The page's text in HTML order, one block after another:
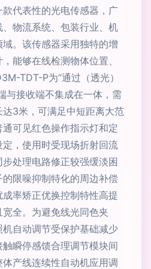
代表性的光电传感器，广
物流系统、包装行业、机
。该传感器采用独特的增
能够在线检测物体位置、
TDT-P为“通过（透光）
与接收端不集成在一体，需
3米，可满足中短距离大范
可见红色操作指示灯和定
，使用时受现场折射回流
处理电路修正较强缓淡困
限噪抑制特化的周边补偿
率矫正优换控制特性高提
全。为避免线光同色夹
自动调节受保护基础减少
瞬停感馈合理调节模块间
产线连续性自动机应用调